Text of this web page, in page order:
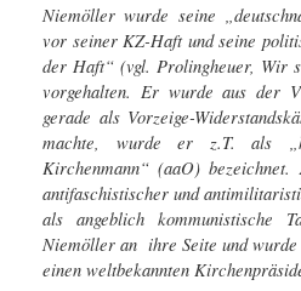
Niemöller wurde seine
vor seiner KZ-Haft und seine
der Haft“ (vgl. Prolingheuer, Wir
vorgehalten. Er wurde aus der
gerade als Vorzeige-
machte, wurde er z.T. als
Kirchenmann“ (aaO)
antifaschistischer und
als angeblich kommunistische
Niemöller an ihre Seite und wurde
einen weltbekannten